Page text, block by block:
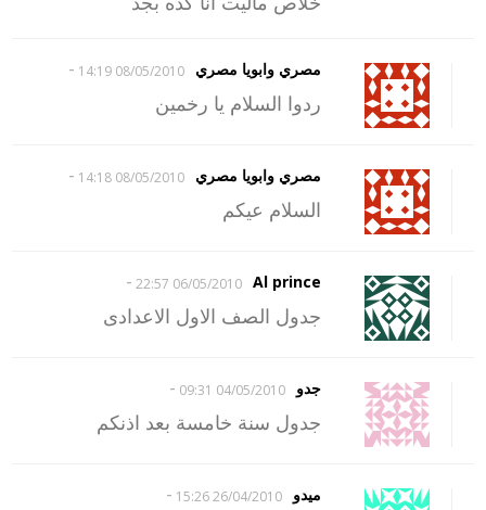
مصري وابويا مصري 08/05/2010 14:19
-
ردوا السلام يا رخمين
مصري وابويا مصري 08/05/2010 14:18
-
السلام عيكم
Al prince
06/05/2010 22:57
-
جدول الصف الاول الاعدادى
جدو 04/05/2010 09:31
-
جدول سنة خامسة بعد اذنكم
ميدو 26/04/2010 15:26
-